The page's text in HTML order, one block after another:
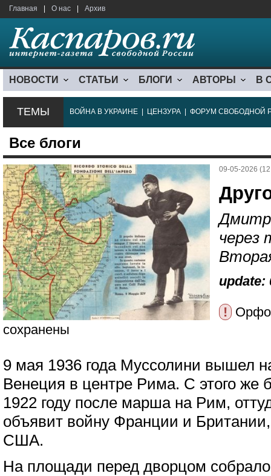
Главная О нас Архив
НОВОСТИ СТАТЬИ БЛОГИ АВТОРЫ В
ТЕМЫ ВОЙНА В УКРАИНЕ ЦЕНЗУРА ФОРУМ СВОБОДНОЙ
Все блоги
09-05-2026
через
update:
!
сохранены
9 мая 1936 года Муссолини вышел
Венеция в центре Рима. С этого же
1922 году после марша на Рим,
объявит войну Франции и
США.
На площади перед дворцом